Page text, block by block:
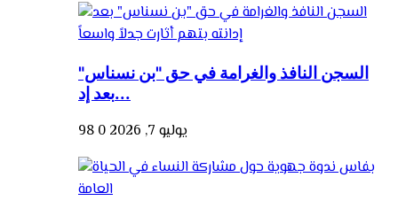
السجن النافذ والغرامة في حق "بن نسناس"
بعد إد...
يوليو 7, 2026 0
98